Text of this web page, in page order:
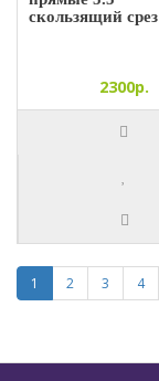
скользящий срез
2300р.
1 2 3 4